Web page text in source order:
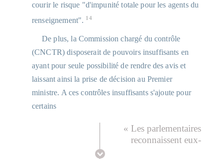
courir le risque "d'impunité totale pour les agents du
renseignement". 14
De plus, la Commission chargé du contrôle
(CNCTR) disposerait de pouvoirs insuffisants en
ayant pour seule possibilité de rendre des avis et
laissant ainsi la prise de décision au Premier
ministre. A ces contrôles insuffisants s'ajoute pour
certains
« Les parlementaires
reconnaissent eux-